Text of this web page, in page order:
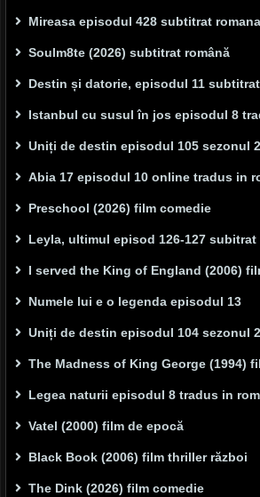
Mireasa episodul 428 subtitrat romana
Soulm8te (2026) subtitrat română
Destin și datorie, episodul 11
Istanbul cu susul în jos episodul 8
Uniți de destin episodul 105 sezonul
Abia 17 episodul 10 online tradus in
Preschool (2026) film comedie
Leyla, ultimul episod 126-127 subitrat
I served the King of England (2006)
Numele lui e o legenda episodul 13
Uniți de destin episodul 104 sezonul
The Madness of King George (1994)
Legea naturii episodul 8 tradus in
Vatel (2000) film de epocă
Black Book (2006) film thriller război
The Dink (2026) film comedie